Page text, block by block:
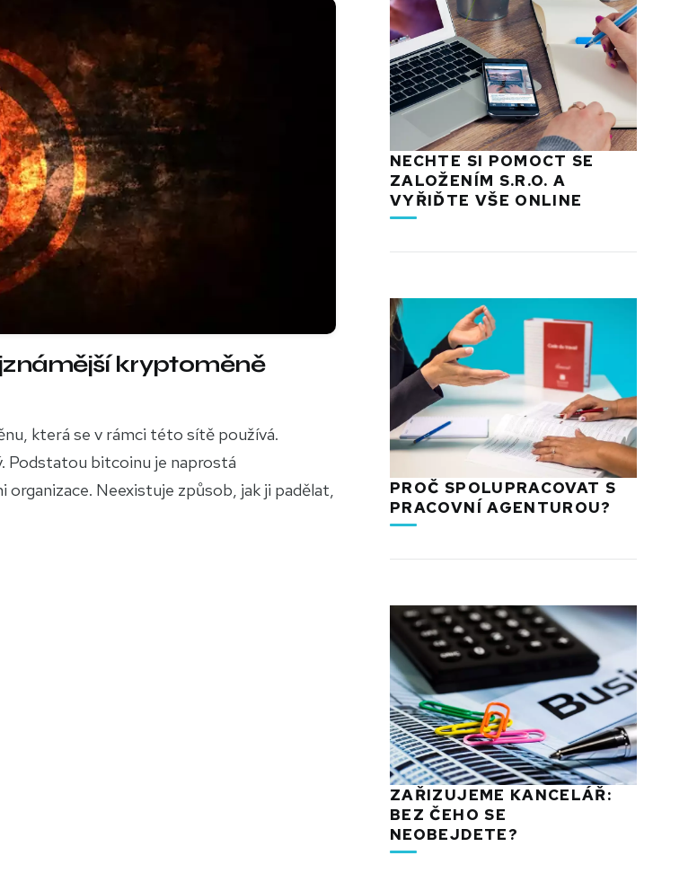
kryptoměně
která se v rámci této sítě používá.
Podstatou bitcoinu je naprostá
Neexistuje způsob, jak ji padělat,
NECHTE SI POMOCT SE
ZALOŽENÍM S.R.O. A
VYŘIĎTE VŠE ONLINE
PROČ SPOLUPRACOVAT S
PRACOVNÍ AGENTUROU?
ZAŘIZUJEME KANCELÁŘ:
BEZ ČEHO SE
NEOBEJDETE?